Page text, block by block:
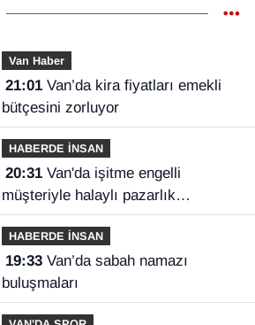
Van Haber
21:01Van’da kira fiyatları emekli
bütçesini zorluyor
HABERDE İNSAN
20:31Van'da işitme engelli
müşteriyle halaylı pazarlık
gülümsetti
HABERDE İNSAN
19:33Van’da sabah namazı
buluşmaları